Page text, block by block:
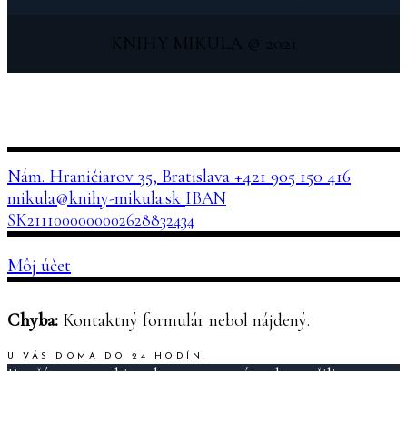
KNIHY MIKULA © 2021
Nám. Hraničiarov 35, Bratislava +421 905 150 416
mikula@knihy-mikula.sk IBAN
SK2111000000002628832434
Môj účet
Chyba: Kontaktný formulár nebol nájdený.
U VÁS DOMA DO 24 HODÍN.
Používame cookies aby sme pre vás zabezpečili ten